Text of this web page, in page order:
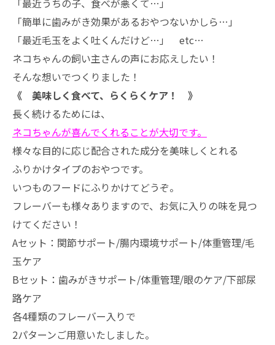
「最近うちの子、食べが悪くて…」
「簡単に歯みがき効果があるおやつないかしら…」
「最近毛玉をよく吐くんだけど…」 etc…
ネコちゃんの飼い主さんの声にお応えしたい！
そんな想いでつくりました！
《 美味しく食べて、らくらくケア！ 》
長く続けるためには、
ネコちゃんが喜んでくれることが大切です。
様々な目的に応じ配合された成分を美味しくとれる
ふりかけタイプのおやつです。
いつものフードにふりかけてどうぞ。
フレーバーも様々ありますので、お気に入りの味を見つ
けてください！
Aセット：関節サポート/腸内環境サポート/体重管理/毛
玉ケア
Bセット：歯みがきサポート/体重管理/眼のケア/下部尿
路ケア
各4種類のフレーバー入りで
2パターンご用意いたしました。